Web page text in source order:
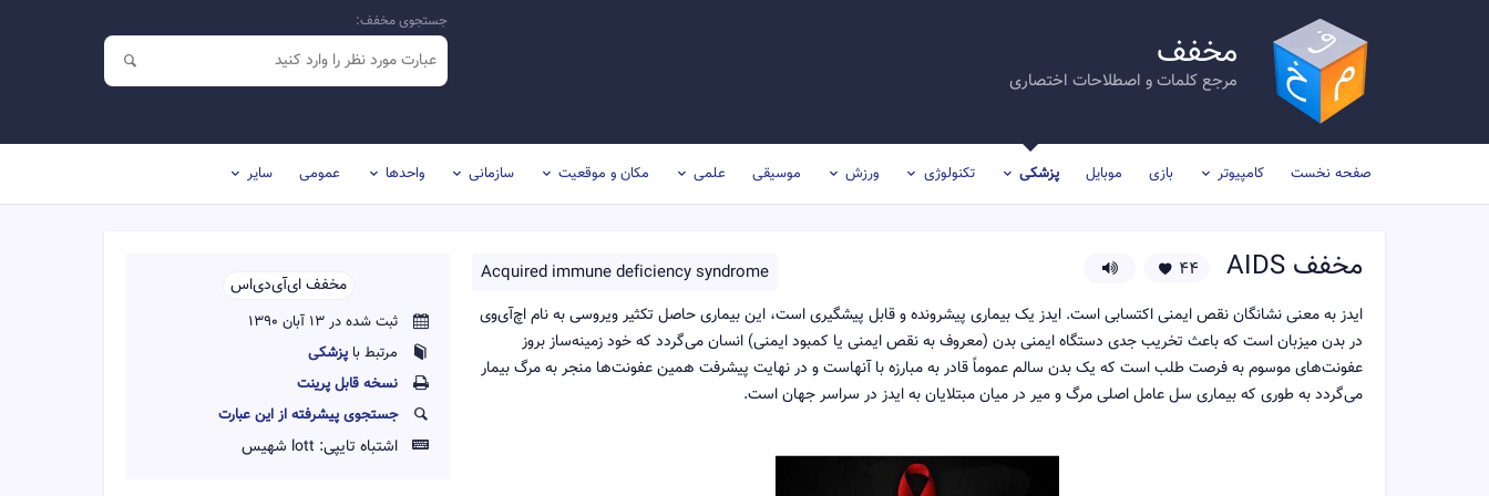
مخفف
مرجع کلمات و اصطلاحات اختصاری
جستجوی مخفف:
صفحه نخست کامپیوتر بازی موبایل پزشکی تکنولوژی ورزش موسیقی علمی مکان و موقعیت سازمانی واحدها عمومی سایر
مخففAIDS
Acquired immune deficiency syndrome 44
ایدز به معنی نشانگان نقص ایمنی اکتسابی است. ایدز یک بیماری پیشرونده و قابل پیشگیری است، این بیماری حاصل تکثیر ویروسی به نام اچ‌آی‌وی
در بدن میزبان است که باعث تخریب جدی دستگاه ایمنی بدن (معروف به نقص ایمنی یا کمبود ایمنی) انسان می‌گردد که خود زمینه‌ساز بروز
عفونت‌های موسوم به فرصت طلب است که یک بدن سالم عموماً قادر به مبارزه با آنهاست و در نهایت پیشرفت همین عفونت‌ها منجر به مرگ بیمار
می‌گردد به طوری که بیماری سل عامل اصلی مرگ و میر در میان مبتلایان به ایدز در سراسر جهان است.
مخفف ای‌آی‌دی‌اس‌‌
ثبت شده در 13 آبان 1390
مرتبط باپزشکی
نسخه قابل پرينت
جستجوی پیشرفته از این عبارت
اشتباه تایپی: lott شهیس